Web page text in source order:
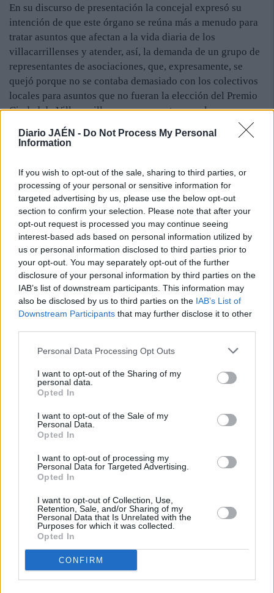
Diario JAÉN - Do Not Process My Personal
Information
If you wish to opt-out of the sale, sharing to third parties, or
processing of your personal or sensitive information for
targeted advertising by us, please use the below opt-out
section to confirm your selection. Please note that after your
opt-out request is processed you may continue seeing
interest-based ads based on personal information utilized by
us or personal information disclosed to third parties prior to
your opt-out. You may separately opt-out of the further
disclosure of your personal information by third parties on the
IAB’s list of downstream participants. This information may
also be disclosed by us to third parties on the IAB’s List of
Downstream Participants that may further disclose it to other
Personal Data Processing Opt Outs
I want to opt-out of the Sharing of my
personal data.
Opted In
I want to opt-out of the Sale of my
Personal Data.
Opted In
I want to opt-out of processing my
Personal Data for Targeted Advertising.
Opted In
I want to opt-out of Collection, Use,
Retention, Sale, and/or Sharing of my
Personal Data that Is Unrelated with the
Purposes for which it was collected.
Opted In
CONFIRM
En su discurso de presentación la concejal expresó su
intención de que este órgano se reúna más a menudo para
tratar asuntos que afectan a la vida diaria de los
villacarrillenses y atender, así, la demanda de un grupo de
representantes de asociaciones, que, expresamente, se
quejó porque no se contaba demasiado con los colectivos
locales para asuntos que no fueran la elección del Premio
Ciudad de Villacarrillo o, como en este caso, los
“presupuestos participativos” del Ayuntamiento.
Se acordó en el encuentro, que el 24 de noviembre se
obtenidas en cada asociación de cara a debatirlas en la
mesa de presupuestos, una convocatoria fechada para el
26. El resto de encuentros será en Villacarrillo los días 11,
12, 17 y 18 a las 20 horas en los colegios Nuestra Señora
del Rosario y Pintor Cristóbal Ruiz, los Servicios Sociales
y el Centro de Asociaciones. Las entrevistas se celebrarán,
igualmente, en unos días, en los anejos del término
municipal, Arroturas, Mogón, Agrupación de Mogón y La
Calerurela.